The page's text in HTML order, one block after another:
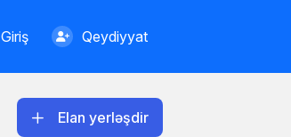
Giriş Qeydiyyat
Elan yerləşdir